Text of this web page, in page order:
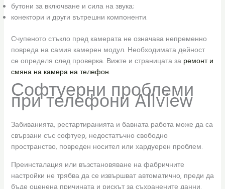
бутони за включване и сила на звука;
конектори и други вътрешни компоненти.
Счупеното стъкло пред камерата не означава непременно
повреда на самия камерен модул. Необходимата дейност
се определя след проверка. Вижте и страницата за ремонт и
смяна на камера на телефон.
Софтуерни проблеми
при телефони Allview
Забиванията, рестартиранията и бавната работа може да са
свързани със софтуер, недостатъчно свободно
пространство, повреден носител или хардуерен проблем.
Преинсталация или възстановяване на фабричните
настройки не трябва да се извършват автоматично, преди да
бъде оценена причината и рискът за съхранените данни.